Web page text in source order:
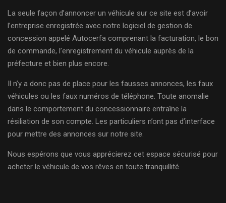
La seule façon d’annoncer un véhicule sur ce site est d’avoir
l’entreprise enregistrée avec notre logiciel de gestion de
concession appelé Autocerfa comprenant la facturation, le bon
de commande, l’enregistrement du véhicule auprès de la
préfecture et bien plus encore.
Il n’y a donc pas de place pour les fausses annonces, les faux
véhicules ou les faux numéros de téléphone. Toute anomalie
dans le comportement du concessionnaire entraîne la
résiliation de son compte. Les particuliers n’ont pas d’interface
pour mettre des annonces sur notre site.
Nous espérons que vous apprécierez cet espace sécurisé pour
acheter le véhicule de vos rêves en toute tranquillité.